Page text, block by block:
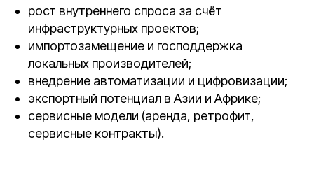
рост внутреннего спроса за счёт
инфраструктурных проектов;
импортозамещение и господдержка
локальных производителей;
внедрение автоматизации и цифровизации;
экспортный потенциал в Азии и Африке;
сервисные модели (аренда, ретрофит,
сервисные контракты).